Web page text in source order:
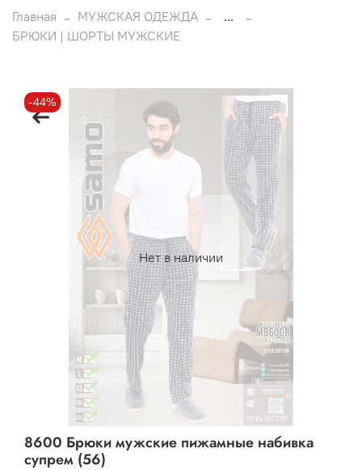
Главная МУЖСКАЯ ОДЕЖДА
...
БРЮКИ | ШОРТЫ МУЖСКИЕ
Нет в наличии
-44%
8600 Брюки мужские пижамные набивка
супрем (56)